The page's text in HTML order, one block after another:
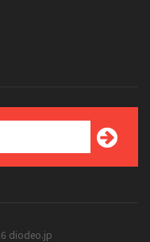
diodeo.jp